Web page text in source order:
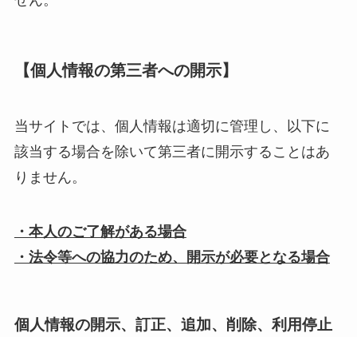
【個人情報の第三者への開示】
当サイトでは、個人情報は適切に管理し、以下に
該当する場合を除いて第三者に開示することはあ
りません。
・本人のご了解がある場合
・法令等への協力のため、開示が必要となる場合
個人情報の開示、訂正、追加、削除、利用停止